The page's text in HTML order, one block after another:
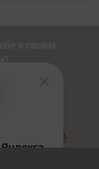
сервисами со